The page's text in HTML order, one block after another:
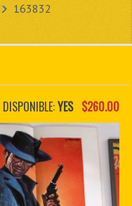
163832
DISPONIBLE:YES $260.00